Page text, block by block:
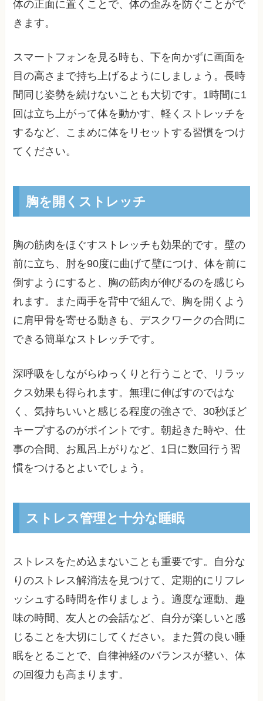
体の正面に置くことで、体の歪みを防ぐことがで
きます。
スマートフォンを見る時も、下を向かずに画面を
目の高さまで持ち上げるようにしましょう。長時
間同じ姿勢を続けないことも大切です。1時間に1
回は立ち上がって体を動かす、軽くストレッチを
するなど、こまめに体をリセットする習慣をつけ
てください。
胸を開くストレッチ
胸の筋肉をほぐすストレッチも効果的です。壁の
前に立ち、肘を90度に曲げて壁につけ、体を前に
倒すようにすると、胸の筋肉が伸びるのを感じら
れます。また両手を背中で組んで、胸を開くよう
に肩甲骨を寄せる動きも、デスクワークの合間に
できる簡単なストレッチです。
深呼吸をしながらゆっくりと行うことで、リラッ
クス効果も得られます。無理に伸ばすのではな
く、気持ちいいと感じる程度の強さで、30秒ほど
キープするのがポイントです。朝起きた時や、仕
事の合間、お風呂上がりなど、1日に数回行う習
慣をつけるとよいでしょう。
ストレス管理と十分な睡眠
ストレスをため込まないことも重要です。自分な
りのストレス解消法を見つけて、定期的にリフレ
ッシュする時間を作りましょう。適度な運動、趣
味の時間、友人との会話など、自分が楽しいと感
じることを大切にしてください。また質の良い睡
眠をとることで、自律神経のバランスが整い、体
の回復力も高まります。